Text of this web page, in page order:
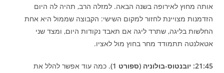
אותה מחוץ לאירופה בשנה הבאה. למזלה הרב, תהיה לה היום
הזדמנות מצויינת לחזור למקום השישי: הקבוצה שממול היא אחת
החלשות בליגה, שתרד ליגה אם תאבד נקודות היום, ומצד שני
אטאלנטה תתמודד מחר בחוץ מול לאציו.
21:45: יובנטוס-בולוניה (ספורט 1)
. כמה עוד אפשר להלל את